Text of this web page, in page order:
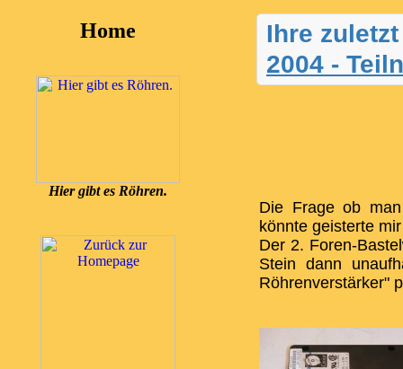
Home
Hier gibt es Röhren.
Ihre
2004 -
Die Frage ob
könnte geisterte
Der 2. Foren-
Stein dann
Röhrenverstärker"